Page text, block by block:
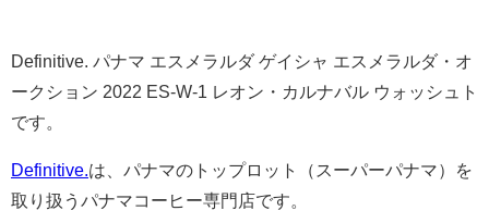
Definitive. パナマ エスメラルダ ゲイシャ エスメラルダ・オ
ークション 2022 ES-W-1 レオン・カルナバル ウォッシュト
です。
Definitive. は、パナマのトップロット（スーパーパナマ）を
取り扱うパナマコーヒー専門店です。